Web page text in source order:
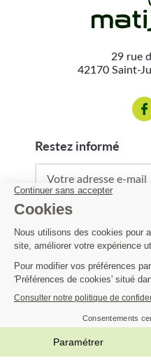
 
29 rue
42170 Saint-
restez informé
Matijardin
Infos pratiques